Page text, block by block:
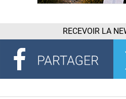
RECEVOIR LA